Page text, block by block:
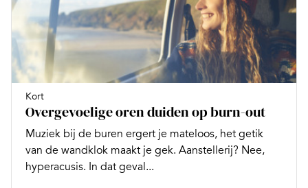
Kort
Overgevoelige oren duiden op burn-out
Muziek bij de buren ergert je mateloos, het getik
van de wandklok maakt je gek. Aanstellerij? Nee,
hyperacusis. In dat geval...